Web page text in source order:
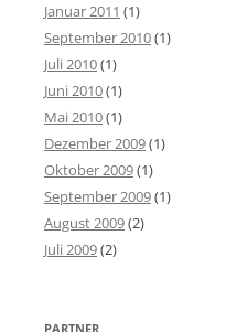
Januar 2011 (1)
September 2010(1)
Juli 2010(1)
Juni 2010(1)
Mai 2010(1)
Dezember 2009(1)
Oktober 2009(1)
September 2009(1)
August 2009(2)
Juli 2009(2)
PARTNER